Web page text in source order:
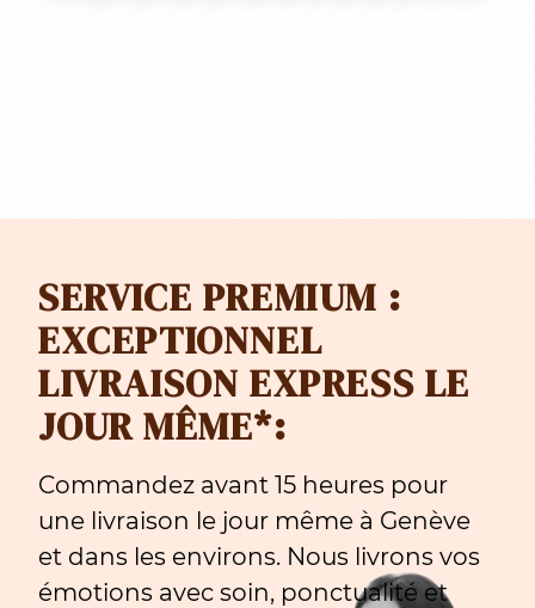
SERVICE PREMIUM :
EXCEPTIONNEL
LIVRAISON EXPRESS LE
JOUR MÊME*:
Commandez avant 15 heures pour
une livraison le jour même à Genève
et dans les environs. Nous livrons vos
émotions avec soin, ponctualité et